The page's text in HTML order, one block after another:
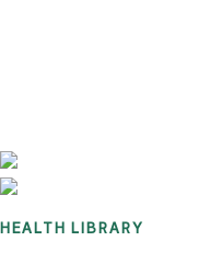
HEALTH LIBRARY